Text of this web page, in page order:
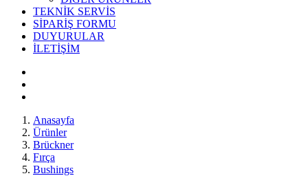
TEKNİK SERVİS
SİPARİŞ FORMU
DUYURULAR
İLETİŞİM
Anasayfa
Ürünler
Brückner
Fırça
Bushings